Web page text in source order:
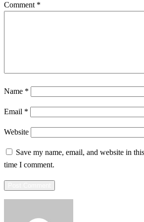
Comment *
Name *
Email *
Website
Save my name, email, and website in
time I comment.